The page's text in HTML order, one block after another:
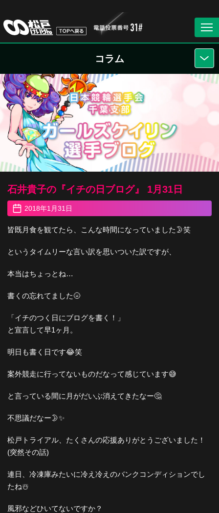
コラム
石井貴子の『イチの日ブログ』 1月31日
2018年1月31日
皆既月食を観てたら、こんな時間になっていました🌛笑
というタイムリーな言い訳を思いついた訳ですが、
本当はちょっとね…
書くの忘れてました🌝
「イチのつく日にブログを書く！」
と宣言して早1ヶ月。
明日も書く日です😂笑
案外競走に行ってないものだなって感じています😅
と言っている間に月がだいぶ消えてきたなー🤔
不思議だなー🌛✨
松戸トライアル、たくさんの応援ありがとうございました！
(突然その話)
連日、冷凍庫みたいに冷え冷えのバンクコンディションでし
たね☃️
風邪などひいてないですか？